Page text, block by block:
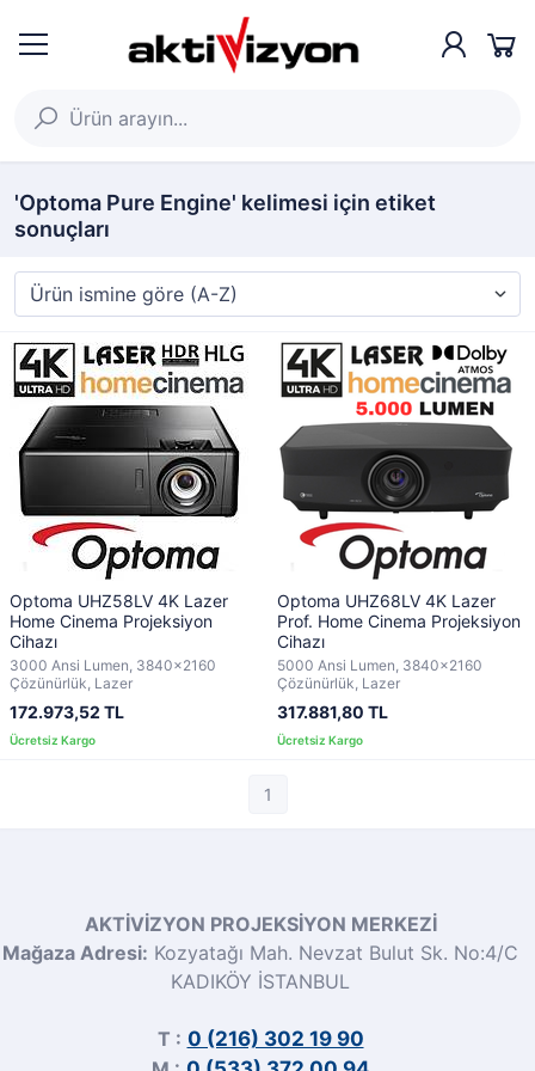
'Optoma Pure Engine' kelimesi için etiket
sonuçları
Optoma UHZ58LV 4K Lazer
Home Cinema Projeksiyon
Cihazı
3000 Ansi Lumen, 3840x2160
Çözünürlük, Lazer
172.973,52 TL
Optoma UHZ68LV 4K Lazer
Prof. Home Cinema Projeksiyon
Cihazı
5000 Ansi Lumen, 3840x2160
Çözünürlük, Lazer
317.881,80 TL
1
AKTİVİZYON PROJEKSİYON MERKEZİ
Mağaza Adresi: Kozyatağı Mah. Nevzat Bulut Sk. No:4/C
KADIKÖY İSTANBUL
T : 0 (216) 302 19 90